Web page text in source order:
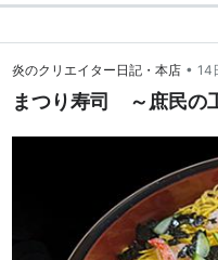
炎のクリエイター日記・本店 • 14
まつり寿司 ～庶民の